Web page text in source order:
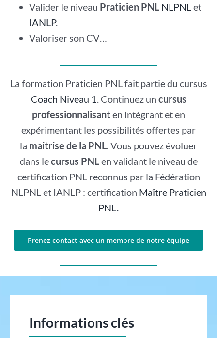
Valider le niveau Praticien PNL NLPNL et
IANLP.
Valoriser son CV…
La formation Praticien PNL fait partie du cursus
Coach Niveau 1 . Continuez un cursus
professionnalisant en intégrant et en
expérimentant les possibilités offertes par
la maitrise de la PNL . Vous pouvez évoluer
dans lecursus PNLen validant le niveau de
certification PNL reconnus par la Fédération
NLPNL et IANLP : certification Maître Praticien
PNL.
Prenez contact avec un membre de notre équipe
Informations clés